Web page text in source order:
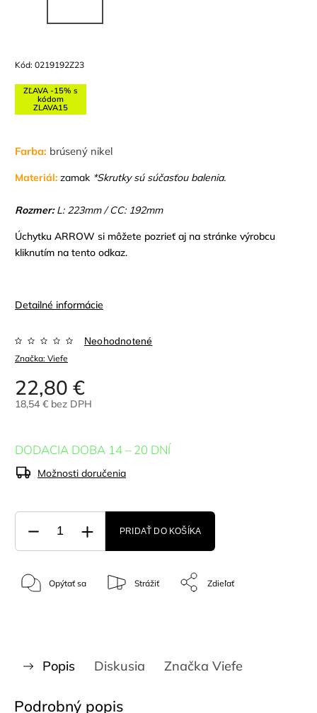
Kód: 0219192Z23
ZĽAVA -15% s
kódom
ZLAVA15
Farba: brúsený nikel
Materiál: zamak *Skrutky sú súčasťou balenia.
Rozmer:L: 223mm / CC: 192mm
Úchytku ARROW si môžete pozrieť aj na stránke výrobcu
kliknutím na tento odkaz.
Detailné informácie
Značka: Viefe
Neohodnotené
22,80 €
18,54 € bez DPH
DODACIA DOBA 14 – 20 DNÍ
Možnosti doručenia
PRIDAŤ DO KOŠÍKA
Opýtať sa Strážiť Zdieľať
Popis Diskusia Značka Viefe
Podrobný popis